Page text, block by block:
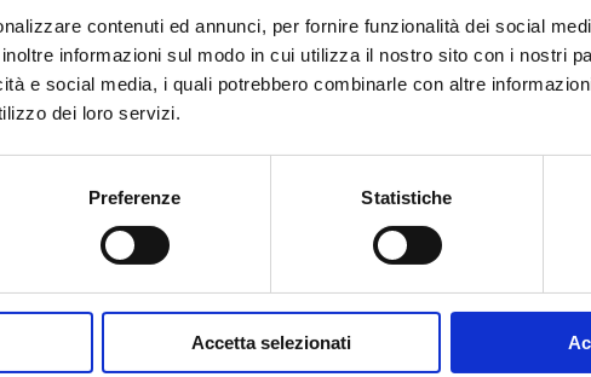
contenuti ed annunci, per fornire funzionalità dei social
informazioni sul modo in cui utilizza il nostro sito con i nostri
e social media, i quali potrebbero combinarle con altre
dei loro servizi.
Preferenze Statistiche
Accetta selezionati